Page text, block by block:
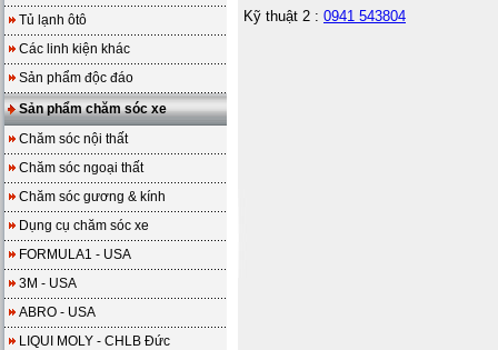
Tủ lạnh ôtô
Các linh kiện khác
Sản phẩm độc đáo
Sản phẩm chăm sóc xe
Chăm sóc nội thất
Chăm sóc ngoại thất
Chăm sóc gương & kính
Dụng cụ chăm sóc xe
FORMULA1 - USA
3M - USA
ABRO - USA
LIQUI MOLY - CHLB Đức
Kỹ thuật 2 : 0941 543804